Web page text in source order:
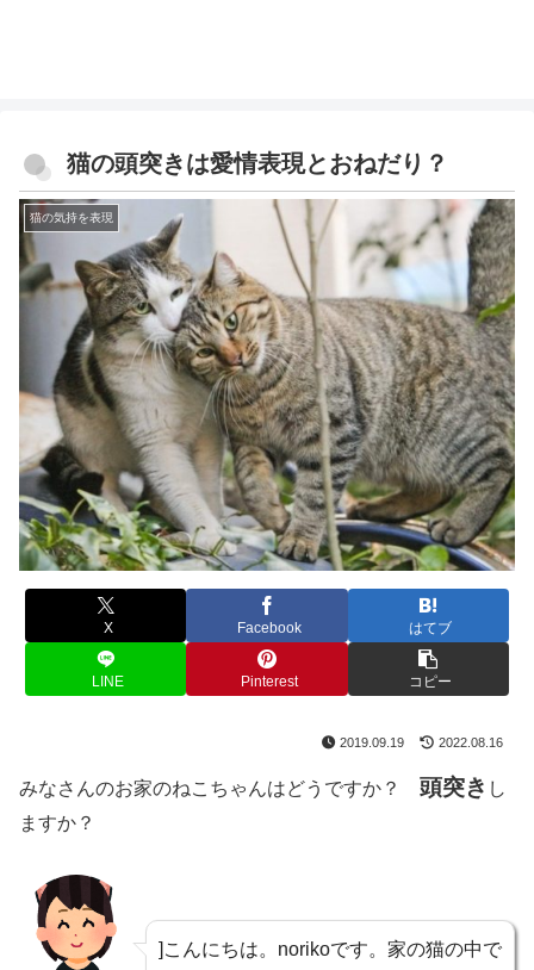
猫の頭突きは愛情表現とおねだり？
猫の気持を表現
X Facebook はてブ
LINE Pinterest コピー
2019.09.19 2022.08.16
みなさんのお家のねこちゃんはどうですか？ 頭突き し
ますか？
]こんにちは。norikoです。家の猫の中で